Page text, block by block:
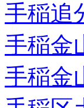
手稲追
手稲金
手稲金